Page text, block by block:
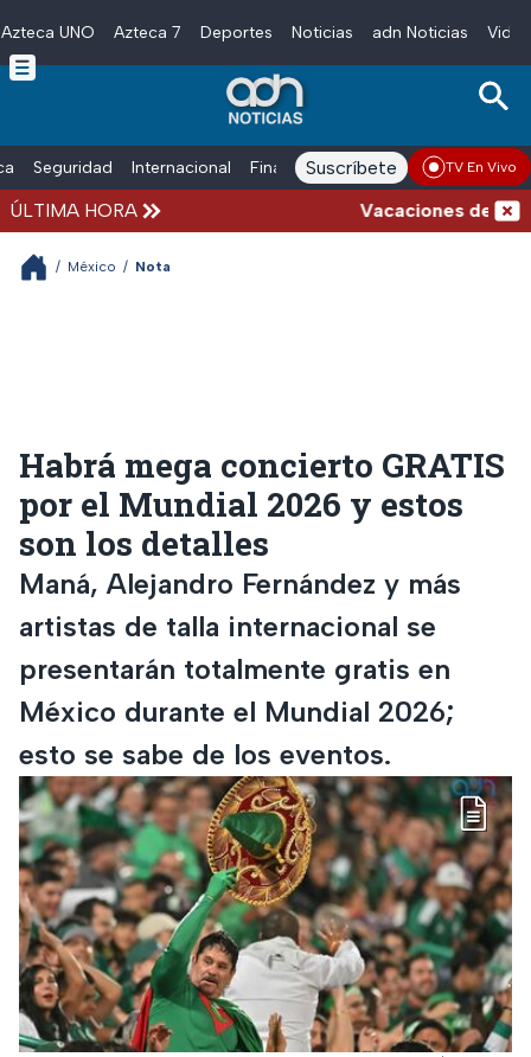
Skip to main content
Azteca UNO Azteca 7 Deportes Noticias adn Noticias
Seguridad Internacional Finanzas adn Noticias Radio
Suscríbete TV En Vivo
ÚLTIMA HORA Vacaciones de
/ México / Nota
Habrá mega concierto GRATIS
por el Mundial 2026 y estos
son los detalles
Maná, Alejandro Fernández y más
artistas de talla internacional se
presentarán totalmente gratis en
México durante el Mundial 2026;
esto se sabe de los eventos.